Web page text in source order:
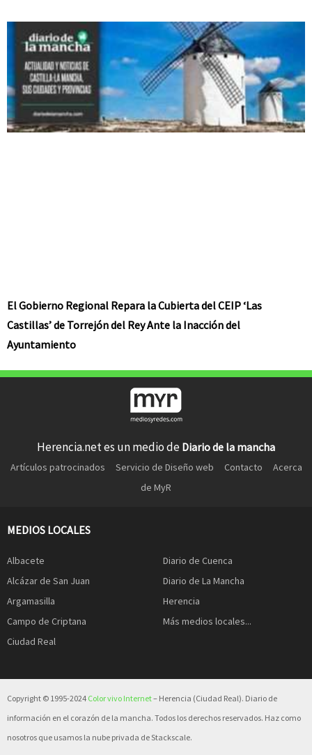
El Gobierno Regional Repara la Cubierta del CEIP ‘Las
Castillas’ de Torrejón del Rey Ante la Inacción del
Ayuntamiento
Herencia.net es un medio de Diario de la mancha
Artículos patrocinados Servicio de Diseño web Contacto
Acerca
de MyR
MEDIOS LOCALES
Albacete
Alcázar de San Juan
Argamasilla
Campo de Criptana
Ciudad Real
Diario de Cuenca
Diario de La Mancha
Herencia
Más medios locales...
Copyright © 1995-2024 Color vivo Internet– Herencia (Ciudad Real). Diario de
información en el corazón de la mancha. Todos los derechos reservados. Haz como
nosotros que usamos la nube privada de Stackscale.